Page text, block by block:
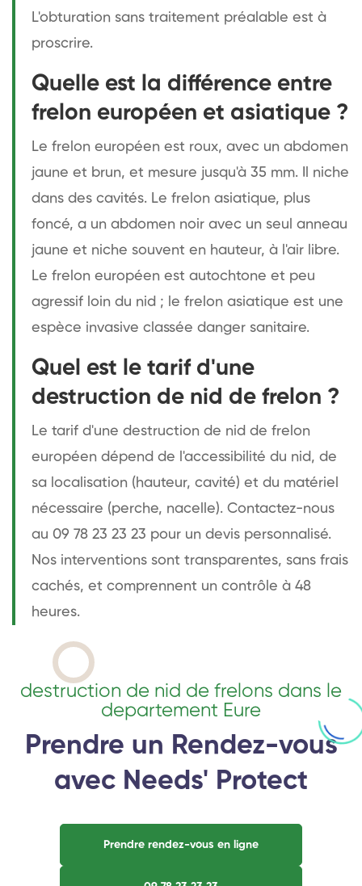
L'obturation sans traitement préalable est à
proscrire.
Quelle est la différence entre
frelon européen et asiatique ?
Le frelon européen est roux, avec un abdomen
jaune et brun, et mesure jusqu'à 35 mm. Il niche
dans des cavités. Le frelon asiatique, plus
foncé, a un abdomen noir avec un seul anneau
jaune et niche souvent en hauteur, à l'air libre.
Le frelon européen est autochtone et peu
agressif loin du nid ; le frelon asiatique est une
espèce invasive classée danger sanitaire.
Quel est le tarif d'une
destruction de nid de frelon ?
Le tarif d'une destruction de nid de frelon
européen dépend de l'accessibilité du nid, de
sa localisation (hauteur, cavité) et du matériel
nécessaire (perche, nacelle). Contactez-nous
au 09 78 23 23 23 pour un devis personnalisé.
Nos interventions sont transparentes, sans frais
cachés, et comprennent un contrôle à 48
heures.
destruction de nid de frelons dans le
departement Eure
Prendre un Rendez-vous
avec Needs' Protect
Prendre rendez-vous en ligne